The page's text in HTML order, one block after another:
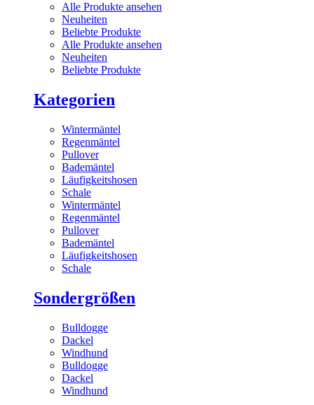
Alle Produkte ansehen
Neuheiten
Beliebte Produkte
Alle Produkte ansehen
Neuheiten
Beliebte Produkte
Kategorien
Wintermäntel
Regenmäntel
Pullover
Bademäntel
Läufigkeitshosen
Schale
Wintermäntel
Regenmäntel
Pullover
Bademäntel
Läufigkeitshosen
Schale
Sondergrößen
Bulldogge
Dackel
Windhund
Bulldogge
Dackel
Windhund